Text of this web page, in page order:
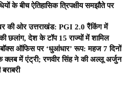
के बीच ऐतिहासिक त्रिपक्षीय समझौते पर
की ओर उत्तराखंड: PGI 2.0 रैंकिंग में
छलांग, देश के टॉप 15 राज्यों में शामिल
ऑफिस पर ‘धुआंधार’ रूप: महज 7 दिनों
में एंट्री; रणवीर सिंह ने की अल्लू अर्जुन